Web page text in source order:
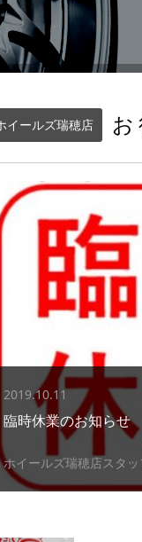
イールズ瑞穂店
2019.10.11
臨時休業のお知らせ
ホイールズ瑞穂店スタッ